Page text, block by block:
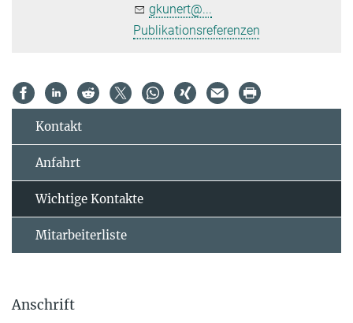
gkunert@...
Publikationsreferenzen
Kontakt
Anfahrt
Wichtige Kontakte
Mitarbeiterliste
Anschrift